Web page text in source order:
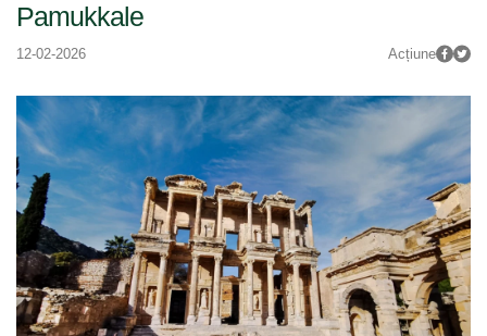
Pamukkale
12-02-2026 Acțiune